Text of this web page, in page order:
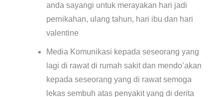
anda sayangi untuk merayakan hari jadi
pernikahan, ulang tahun, hari ibu dan hari
valentine
Media Komunikasi kepada seseorang yang
lagi di rawat di rumah sakit dan mendo’akan
kepada seseorang yang di rawat semoga
lekas sembuh atas penyakit yang di derita